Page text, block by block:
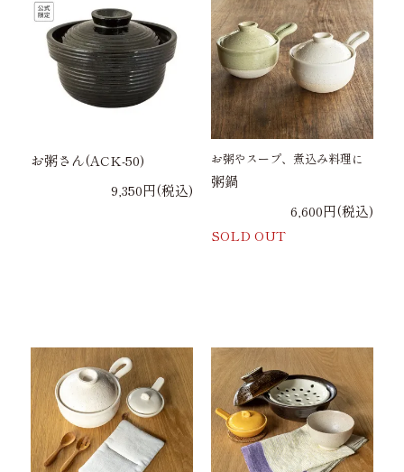
お粥さん(ACK-50)
9,350円(税込)
お粥やスープ、煮込み料理に
粥鍋
6,600円(税込)
SOLD OUT